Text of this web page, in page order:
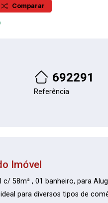
Comparar
692291
Referência
Imóvel
c/ 58m² , 01 banheiro, para
para diversos tipos de